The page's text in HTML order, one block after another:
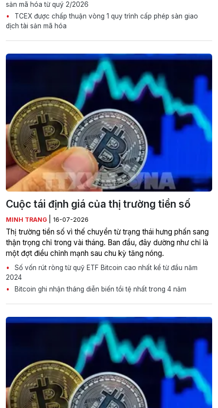
sản mã hóa từ quý 2/2026
TCEX được chấp thuận vòng 1 quy trình cấp phép sàn giao
dịch tài sản mã hóa
Cuộc tái định giá của thị trường tiền số
MINH TRANG 16-07-2026
Thị trường tiền số vì thế chuyển từ trạng thái hưng phấn sang
thận trọng chỉ trong vài tháng. Ban đầu, đây dường như chỉ là
một đợt điều chỉnh mạnh sau chu kỳ tăng nóng.
Số vốn rút ròng từ quỹ ETF Bitcoin cao nhất kể từ đầu năm
2024
Bitcoin ghi nhận tháng diễn biến tồi tệ nhất trong 4 năm